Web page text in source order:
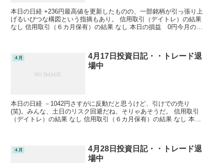
本日の日経 +236円最高値を更新したものの、一部銘柄が引っ張り上
げるいびつな構図という指摘もあり。 信用取引（デイトレ）の結果
なし 信用取引（６カ月保有）の結果 なし 本日の損益 0円今月の損
４月
4月17日投資日記・・トレード退
場中
本日の日経 －1042円さすがに反動だと思うけど、引けでの売り
(笑)。みんな、土日のリスク回避だね、そりゃあそうだ。 信用取引
（デイトレ）の結果 なし 信用取引（６カ月保有）の結果 なし 本日
４月
4月28日投資日記・・トレード退
場中